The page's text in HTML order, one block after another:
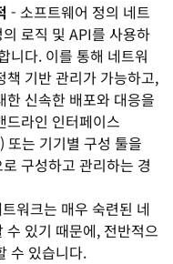
- 소프트웨어 정의 네트
로직 및 API를 사용하
니다. 이를 통해 네트워
기반 관리가 가능하고,
신속한 배포와 대응을
드라인 인터페이스
는 기기별 구성 툴을
구성하고 관리하는 경
워크는 매우 숙련된 네
있기 때문에, 전반적으
수 있습니다.